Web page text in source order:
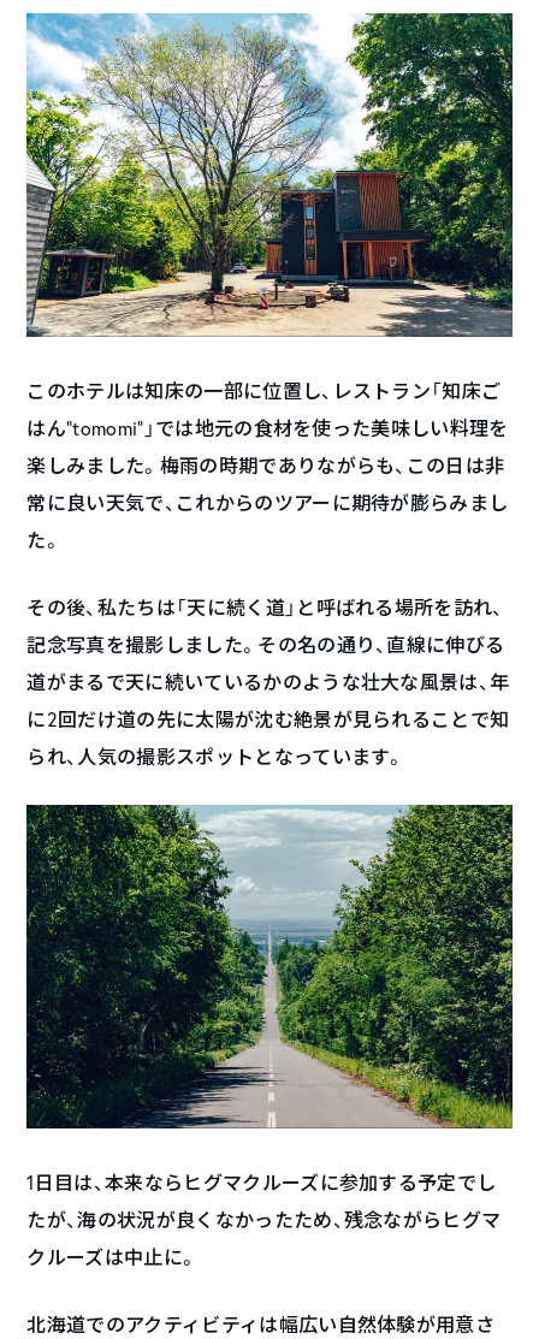
このホテルは知床の一部に位置し、レストラン「知床ご
はん”tomomi”」では地元の食材を使った美味しい料理を
楽しみました。梅雨の時期でありながらも、この日は非
常に良い天気で、これからのツアーに期待が膨らみまし
た。
その後、私たちは「天に続く道」と呼ばれる場所を訪れ、
記念写真を撮影しました。その名の通り、直線に伸びる
道がまるで天に続いているかのような壮大な風景は、年
に2回だけ道の先に太陽が沈む絶景が見られることで知
られ、人気の撮影スポットとなっています。
1日目は、本来ならヒグマクルーズに参加する予定でし
たが、海の状況が良くなかったため、残念ながらヒグマ
クルーズは中止に。
北海道でのアクティビティは幅広い自然体験が用意さ